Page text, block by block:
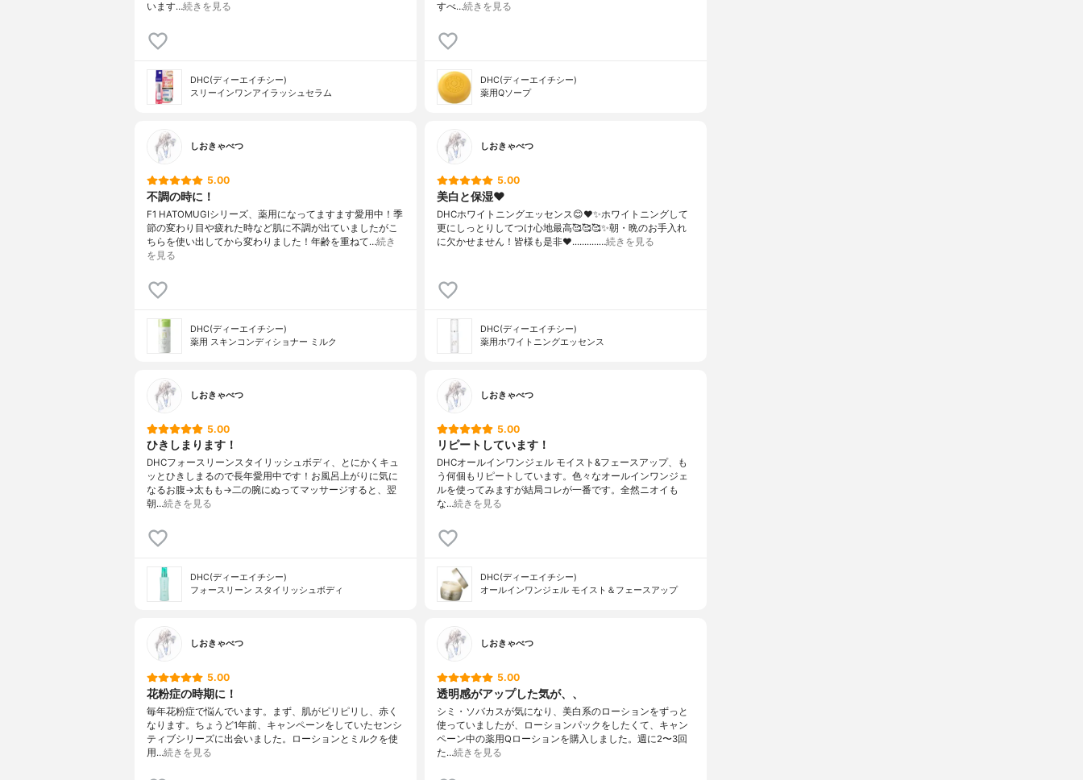
います…続きを見る
DHC(ディーエイチシー)
スリーインワンアイラッシュセラム
すべ…続きを見る
DHC(ディーエイチシー)
薬用Qソープ
しおきゃべつ
5.00
不調の時に！
F1 HATOMUGIシリーズ、薬用になってますます愛用中！季
節の変わり目や疲れた時など肌に不調が出ていましたがこ
ちらを使い出してから変わりました！年齢を重ねて…続き
を見る
DHC(ディーエイチシー)
薬用 スキンコンディショナー ミルク
しおきゃべつ
5.00
美白と保湿❤️
DHCホワイトニングエッセンス😊❤️✨ホワイトニングして
更にしっとりしてつけ心地最高🥰🥰🥰✨朝・晩のお手入れ
に欠かせません！皆様も是非❤️...........…続きを見る
DHC(ディーエイチシー)
薬用ホワイトニングエッセンス
しおきゃべつ
5.00
ひきしまります！
DHCフォースリーンスタイリッシュボディ、とにかくキュ
ッとひきしまるので長年愛用中です！お風呂上がりに気に
なるお腹→太もも→二の腕にぬってマッサージすると、翌
朝…続きを見る
DHC(ディーエイチシー)
フォースリーン スタイリッシュボディ
しおきゃべつ
5.00
リピートしています！
DHCオールインワンジェル モイスト&フェースアップ、も
う何個もリピートしています。色々なオールインワンジェ
ルを使ってみますが結局コレが一番です。全然ニオイも
な…続きを見る
DHC(ディーエイチシー)
オールインワンジェル モイスト＆フェースアップ
しおきゃべつ
5.00
花粉症の時期に！
毎年花粉症で悩んでいます。まず、肌がピリピリし、赤く
なります。ちょうど1年前、キャンペーンをしていたセンシ
ティブシリーズに出会いました。ローションとミルクを使
用…続きを見る
しおきゃべつ
5.00
透明感がアップした気が、、
シミ・ソバカスが気になり、美白系のローションをずっと
使っていましたが、ローションパックをしたくて、キャン
ペーン中の薬用Qローションを購入しました。週に2〜3回
た…続きを見る